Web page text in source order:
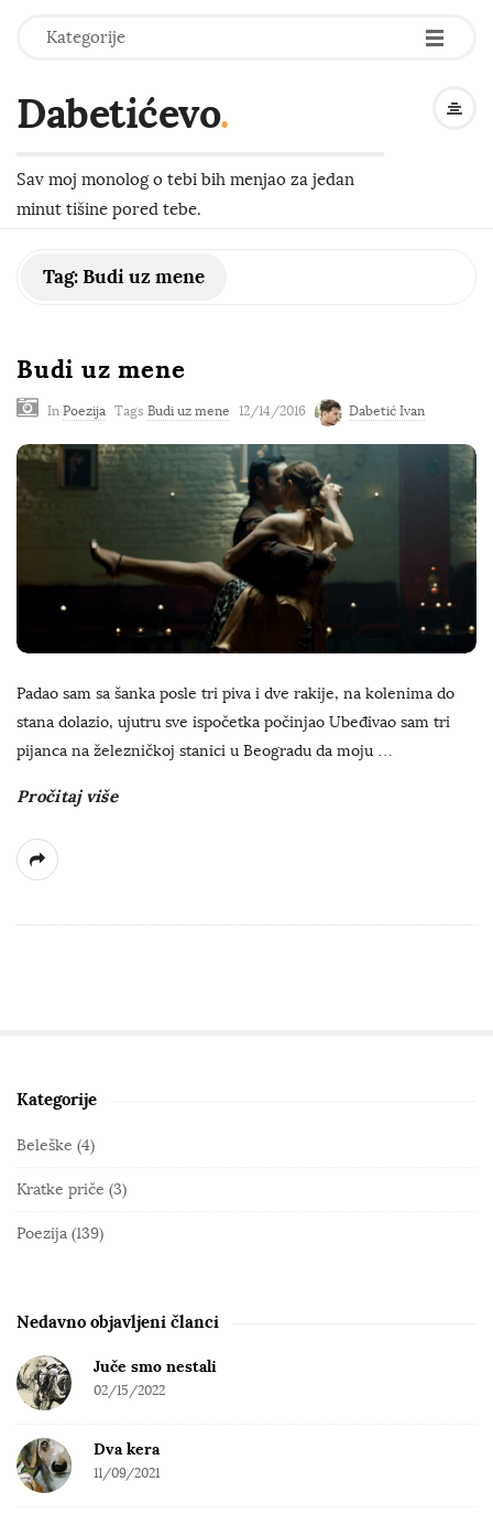
Kategorije -
-
-
Dabetićevo.
Sav moj monolog o tebi bih menjao za jedan
minut tišine pored tebe.
Tag:Budi uz mene
Budi uz mene
In Poezija Tags Budi uz mene 12/14/2016 Dabetić Ivan
Padao sam sa šanka posle tri piva i dve rakije, na kolenima do
stana dolazio, ujutru sve ispočetka počinjao Ubeđivao sam tri
pijanca na železničkoj stanici u Beogradu da moju …
Pročitaj više
S
i
e
S
e
a
r
Kategorije
Beleške (4)
Kratke priče (3)
Poezija (139)
Nedavno objavljeni članci
Juče smo nestali
02/15/2022
Dva kera
11/09/2021